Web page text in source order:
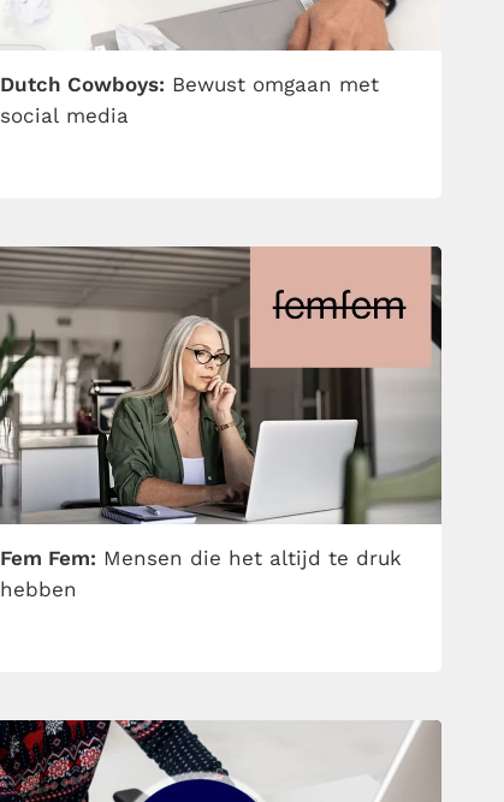
Dutch Cowboys: ​Bewust omgaan met
social media
Fem Fem: Mensen die het altijd te druk
hebben